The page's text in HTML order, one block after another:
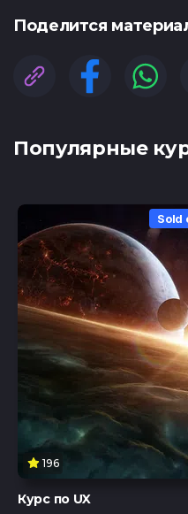
Поделится
Популярные
Sold
196
Курс по UX